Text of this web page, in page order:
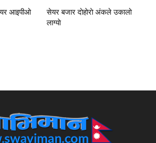
आइपीओ
सेयर बजार दाेहाेराे अंकले उकालो
लाग्याे